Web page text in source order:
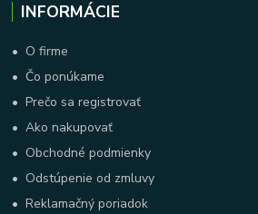
INFORMÁCIE
• O firme
• Čo ponúkame
•Prečo sa registrovať
•Ako nakupovať
• Obchodné podmienky
• Odstúpenie od zmluvy
•Reklamačný poriadok